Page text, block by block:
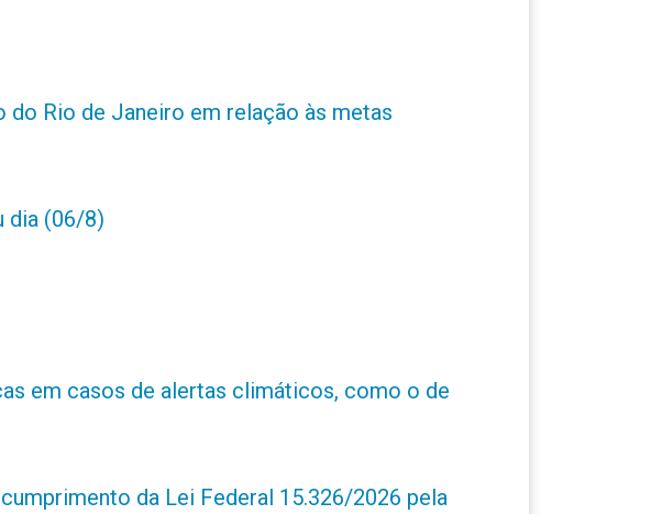
do Rio de Janeiro em relação às metas
dia (06/8)
em casos de alertas climáticos, como o de
da Lei Federal 15.326/2026 pela